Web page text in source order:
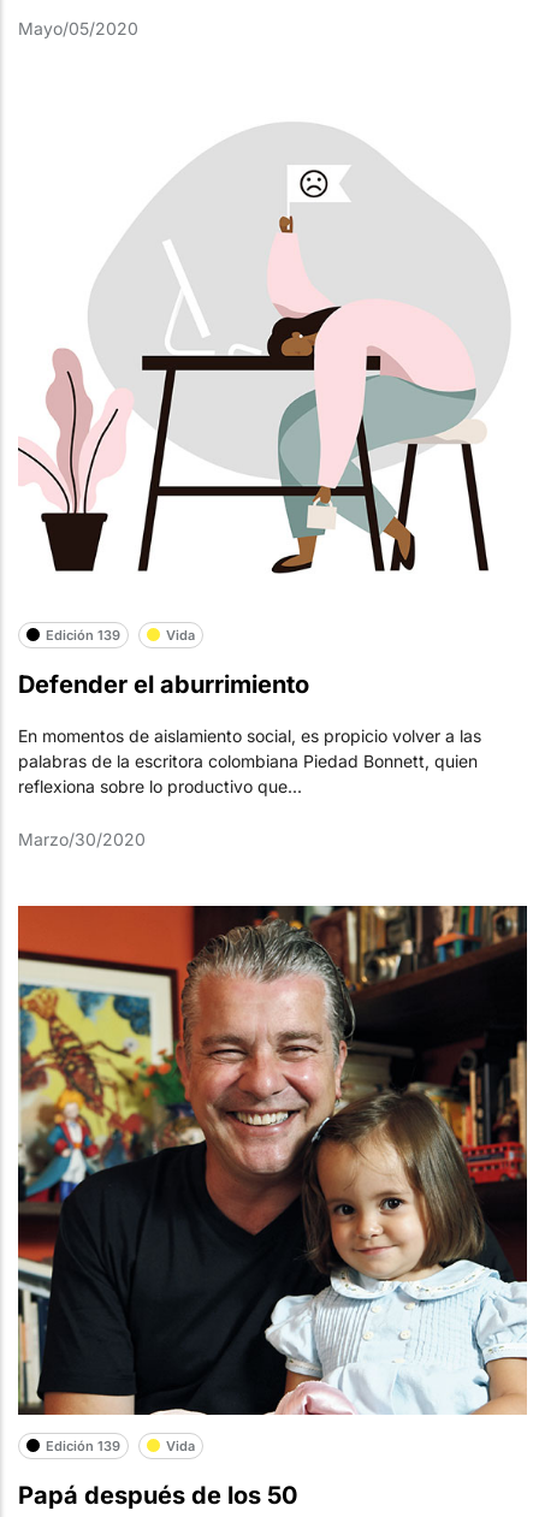
Mayo/05/2020
Edición 139 Vida
Defender el aburrimiento
En momentos de aislamiento social, es propicio volver a las
palabras de la escritora colombiana Piedad Bonnett, quien
reflexiona sobre lo productivo que...
Marzo/30/2020
Edición 139 Vida
Papá después de los 50